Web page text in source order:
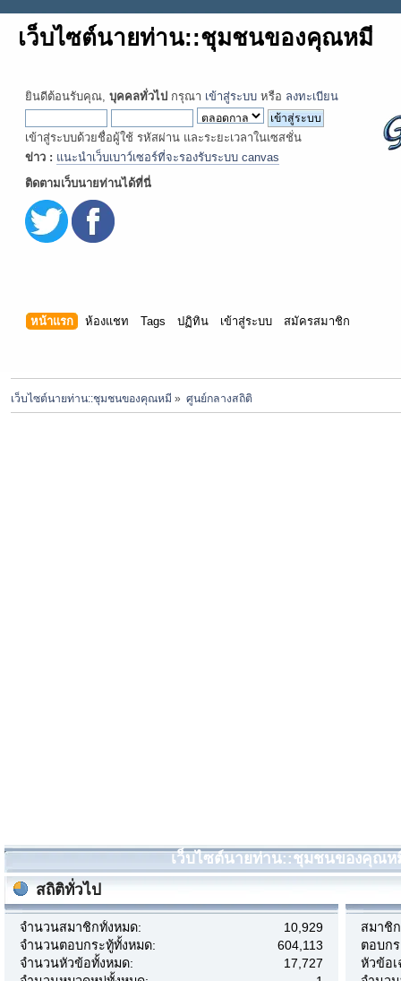
เว็บไซต์นายท่าน::ชุมชนของคุณหมี
ยินดีต้อนรับคุณ, บุคคลทั่วไป กรุณา เข้าสู่ระบบ หรือ ลงทะเบียน
เข้าสู่ระบบด้วยชื่อผู้ใช้ รหัสผ่าน และระยะเวลาในเซสชั่น
ข่าว : แนะนำเว็บเบาว์เซอร์ที่จะรองรับระบบ canvas
ติดตามเว็บนายท่านได้ที่นี่
หน้าแรก ห้องแชท Tags ปฏิทิน เข้าสู่ระบบ สมัครสมาชิก
เว็บไซต์นายท่าน::ชุมชนของคุณหมี » ศูนย์กลางสถิติ
เว็บไซต์นายท่าน::ชุมชนของคุณห
สถิติทั่วไป
จำนวนสมาชิกทั้งหมด:
10,929
จำนวนตอบกระทู้ทั้งหมด:
604,113
จำนวนหัวข้อทั้งหมด:
17,727
สมาชิ
ตอบก
หัวข้อ